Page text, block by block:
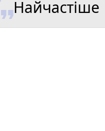
Найчастіше